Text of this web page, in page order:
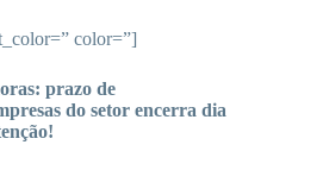
color=”]
prazo de
do setor encerra dia